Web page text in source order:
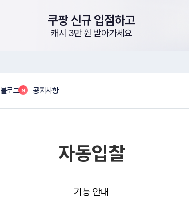
쿠팡 신규 입점하고
캐시 3만 원 받아가세요
블로그N 공지사항
자동입찰
기능 안내